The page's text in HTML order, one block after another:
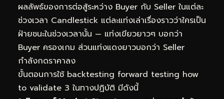
ผลลัพธ์ของการต่อสู้ระหว่าง Buyer กับ Seller ในแต่ละ
ช่วงเวลา Candlestick แต่ละแท่งเล่าเรื่องราวว่าใครเป็น
ฝ่ายชนะในช่วงเวลานั้น — แท่งเขียวยาวๆ บอกว่า
Buyer ครองเกม ส่วนแท่งแดงยาวบอกว่า Seller
กำลังกดราคาลง
ขั้นตอนการใช้ backtesting forward testing how
to validate 3 ในทางปฏิบัติ มีดังนี้